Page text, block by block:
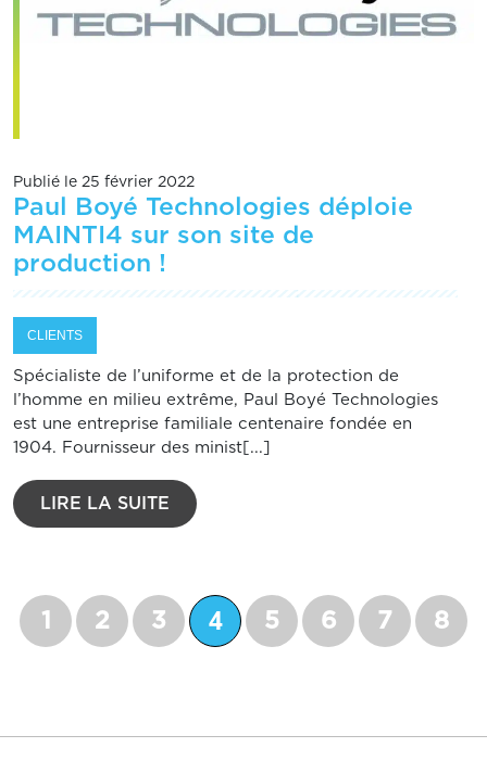
Publié le 25 février 2022
Paul Boyé Technologies déploie
MAINTI4 sur son site de
production !
CLIENTS
Spécialiste de l’uniforme et de la protection de
l’homme en milieu extrême, Paul Boyé Technologies
est une entreprise familiale centenaire fondée en
1904. Fournisseur des minist[...]
LIRE LA SUITE
1 2 3 4 5 6 7 8